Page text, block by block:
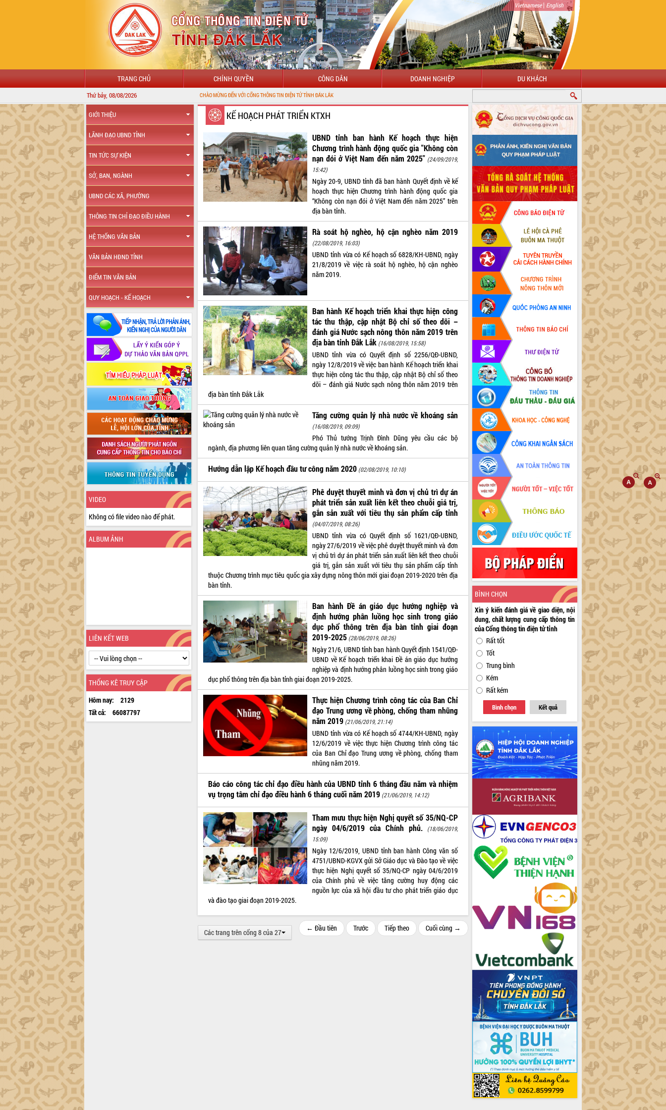
Vietnamese| English
TRANG CHỦ CHÍNH QUYỀN CÔNG DÂN DOANH NGHIỆP DU KHÁCH
Thứ bảy, 08/08/2026 CHÀO MỪNG ĐẾN VỚI CỔNG THÔNG TIN ĐIỆN TỬ TỈNH ĐẮK LẮK
GIỚI THIỆU
LÃNH ĐẠO UBND TỈNH
TIN TỨC SỰ KIỆN
SỞ, BAN, NGÀNH
UBND CÁC XÃ, PHƯỜNG
THÔNG TIN CHỈ ĐẠO ĐIỀU HÀNH
HỆ THỐNG VĂN BẢN
VĂN BẢN HĐND TỈNH
ĐIỂM TIN VĂN BẢN
QUY HOẠCH - KẾ HOẠCH
VIDEO
Không có file video nào để phát.
ALBUM ẢNH
LIÊN KẾT WEB
THỐNG KÊ TRUY CẬP
Hôm nay:
2129
Tất cả:
66087797
KẾ HOẠCH PHÁT TRIỂN KTXH
UBND tỉnh ban hành Kế hoạch thực hiện
Chương trình hành động quốc gia "Không còn
nạn đói ở Việt Nam đến năm 2025" (24/09/2019,
15:42)
Ngày 20-9, UBND tỉnh đã ban hành Quyết định về kế
hoạch thực hiện Chương trình hành động quốc gia
“Không còn nạn đói ở Việt Nam đến năm 2025” trên
địa bàn tỉnh.
Rà soát hộ nghèo, hộ cận nghèo năm 2019
(22/08/2019, 16:03)
UBND tỉnh vừa có Kế hoạch số 6828/KH-UBND, ngày
21/8/2019 về việc rà soát hộ nghèo, hộ cận nghèo
năm 2019.
Ban hành Kế hoạch triển khai thực hiện công
tác thu thập, cập nhật Bộ chỉ số theo dõi –
đánh giá Nước sạch nông thôn năm 2019 trên
địa bàn tỉnh Đắk Lắk (16/08/2019, 15:58)
UBND tỉnh vừa có Quyết định số 2256/QĐ-UBND,
ngày 12/8/2019 về việc ban hành Kế hoạch triển khai
thực hiện công tác thu thập, cập nhật Bộ chỉ số theo
dõi – đánh giá Nước sạch nông thôn năm 2019 trên
địa bàn tỉnh Đắk Lắk
Tăng cường quản lý nhà nước về khoáng sản
(16/08/2019, 09:09)
Phó Thủ tướng Trịnh Đình Dũng yêu cầu các bộ
ngành, địa phương liên quan tăng cường quản lý nhà nước về khoáng sản.
Hướng dẫn lập Kế hoạch đầu tư công năm 2020 (02/08/2019, 10:10)
Phê duyệt thuyết minh và đơn vị chủ trì dự án
phát triển sản xuất liên kết theo chuỗi giá trị,
gắn sản xuất với tiêu thụ sản phẩm cấp tỉnh
(04/07/2019, 08:26)
UBND tỉnh vừa có Quyết định số 1621/QĐ-UBND,
ngày 27/6/2019 về việc phê duyệt thuyết minh và đơn
vị chủ trì dự án phát triển sản xuất liên kết theo chuỗi
giá trị, gắn sản xuất với tiêu thụ sản phẩm cấp tỉnh
thuộc Chương trình mục tiêu quốc gia xây dựng nông thôn mới giai đoạn 2019-2020 trên địa
bàn tỉnh.
Ban hành Đề án giáo dục hướng nghiệp và
định hướng phân luồng học sinh trong giáo
dục phổ thông trên địa bàn tỉnh giai đoạn
2019-2025 (28/06/2019, 08:26)
Ngày 21/6, UBND tỉnh ban hành Quyết định 1541/QĐ-
UBND về Kế hoạch triển khai Đề án giáo dục hướng
nghiệp và định hướng phân luồng học sinh trong giáo
dục phổ thông trên địa bàn tỉnh giai đoạn 2019-2025.
Thực hiện Chương trình công tác của Ban Chỉ
đạo Trung ương về phòng, chống tham nhũng
năm 2019 (21/06/2019, 21:14)
UBND tỉnh vừa có Kế hoạch số 4744/KH-UBND, ngày
12/6/2019 về việc thực hiện Chương trình công tác
của Ban Chỉ đạo Trung ương về phòng, chống tham
nhũng năm 2019.
Báo cáo công tác chỉ đạo điều hành của UBND tỉnh 6 tháng đầu năm và nhiệm
vụ trọng tâm chỉ đạo điều hành 6 tháng cuối năm 2019 (21/06/2019, 14:12)
Tham mưu thực hiện Nghị quyết số 35/NQ-CP
ngày 04/6/2019 của Chính phủ.
(18/06/2019,
15:09)
Ngày 12/6/2019, UBND tỉnh ban hành Công văn số
4751/UBND-KGVX gửi Sở Giáo dục và Đào tạo về việc
thực hiện Nghị quyết số 35/NQ-CP ngày 04/6/2019
của Chính phủ về việc tăng cường huy động các
nguồn lực của xã hội đầu tư cho phát triển giáo dục
và đào tạo giai đoạn 2019-2025.
Các trang trên cổng 8 của 27 ← Đầu tiên Trước Tiếp theo Cuối cùng →
BÌNH CHỌN
Xin ý kiến đánh giá về giao diện, nội
dung, chất lượng cung cấp thông tin
của Cổng thông tin điện tử tỉnh
Rất tốt
Tốt
Trung bình
Kém
Rất kém
Bình chọn Kết quả